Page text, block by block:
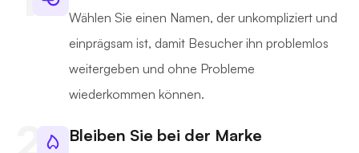
Wählen Sie einen Namen, der unkompliziert und
einprägsam ist, damit Besucher ihn problemlos
weitergeben und ohne Probleme
wiederkommen können.
Bleiben Sie bei der Marke